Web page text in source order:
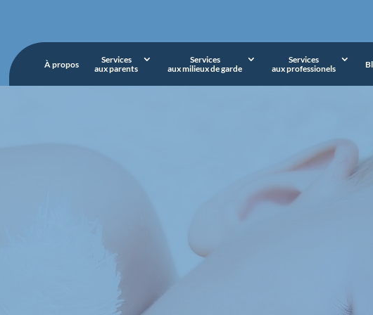
À propos
Services
aux parents
Services
aux milieux de garde
Services
aux professionels